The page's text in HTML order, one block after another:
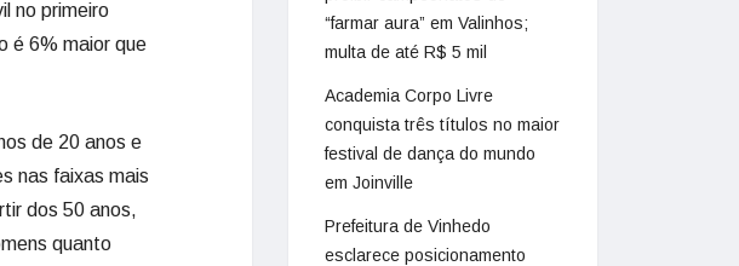
no primeiro
é 6% maior que
de 20 anos e
nas faixas mais
dos 50 anos,
quanto
“farmar aura” em Valinhos;
multa de até R$ 5 mil
Academia Corpo Livre
conquista três títulos no maior
festival de dança do mundo
em Joinville
Prefeitura de Vinhedo
esclarece posicionamento